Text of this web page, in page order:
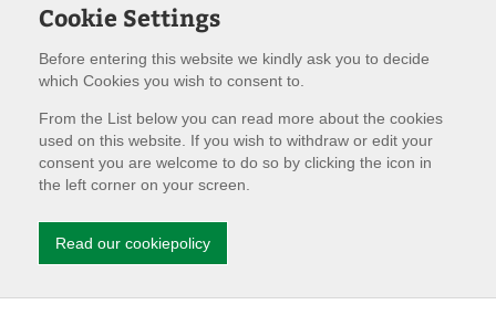
Chef for Operativ afdeling
Cookie Settings
Before entering this website we kindly ask you to decide
which Cookies you wish to consent to.
From the List below you can read more about the cookies
used on this website. If you wish to withdraw or edit your
consent you are welcome to do so by clicking the icon in
the left corner on your screen.
Read our cookiepolicy